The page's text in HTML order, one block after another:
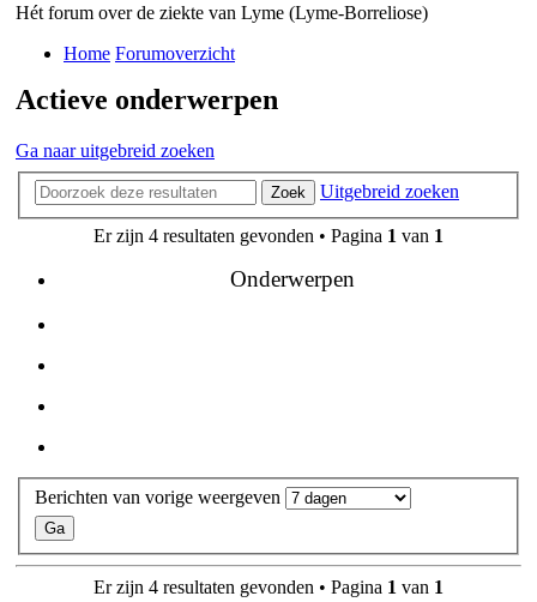
Hét forum over de ziekte van Lyme (Lyme-Borreliose)
Home Forumoverzicht
Actieve onderwerpen
Ga naar uitgebreid zoeken
Zoek Uitgebreid zoeken
Er zijn 4 resultaten gevonden • Pagina 1 van 1
Onderwerpen
Berichten van vorige weergeven
Er zijn 4 resultaten gevonden • Pagina 1 van 1